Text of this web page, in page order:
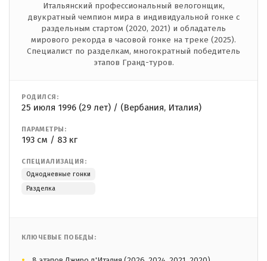
Итальянский профессиональный велогонщик,
двукратный чемпион мира в индивидуальной гонке с
раздельным стартом (2020, 2021) и обладатель
мирового рекорда в часовой гонке на треке (2025).
Специалист по разделкам, многократный победитель
этапов Гранд-туров.
РОДИЛСЯ:
25 июля 1996 (29 лет) / (Вербания, Италия)
ПАРАМЕТРЫ:
193 см / 83 кг
СПЕЦИАЛИЗАЦИЯ:
Однодневные гонки
Разделка
КЛЮЧЕВЫЕ ПОБЕДЫ: